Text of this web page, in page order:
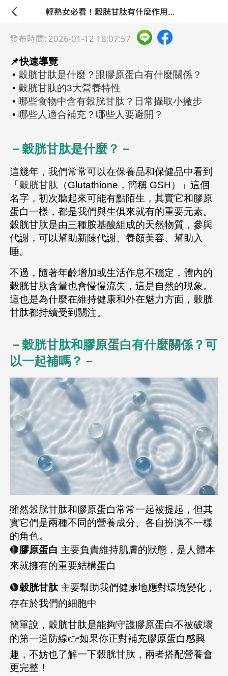
輕熟女必看！穀胱甘肽有什麼作用？日常攝取全解析
發布時間: 2026-01-12 18:07:57
📌快速導覽
• 穀胱甘肽是什麼？跟膠原蛋白有什麼關係？
• 穀胱甘肽的3大營養特性
• 哪些食物中含有穀胱甘肽？日常攝取小撇步
• 哪些人適合補充？哪些人要避開？
－穀胱甘肽是什麼？－
這幾年，我們常常可以在保養品和保健品中看到
「 穀胱甘肽 （Glutathione，簡稱 GSH）」這個
名字，初次聽起來可能有點陌生，其實它和膠原
蛋白一樣，都是我們與生俱來就有的重要元素。
穀胱甘肽是由三種胺基酸組成的天然物質，參與
代謝，可以幫助新陳代謝、養顏美容、幫助入
睡。
不過，隨著年齡增加或生活作息不穩定，體內的
穀胱甘肽含量也會慢慢流失，這是自然的現象。
這也是為什麼在維持健康和外在魅力方面，穀胱
甘肽都持續受到關注。
－穀胱甘肽和膠原蛋白有什麼關係？可
以一起補嗎？－
雖然穀胱甘肽和膠原蛋白常常一起被提起，但其
實它們是兩種不同的營養成分、各自扮演不一樣
的角色。
🟤膠原蛋白 主要負責維持肌膚的狀態，是人體本
來就擁有的重要結構蛋白
🟤穀胱甘肽 主要幫助我們健康地應對環境變化，
存在於我們的細胞中
簡單說，穀胱甘肽是能夠守護膠原蛋白不被破壞
的第一道防線👉如果你正對補充膠原蛋白感興
趣，不妨也了解一下穀胱甘肽，兩者搭配營養會
更完整！